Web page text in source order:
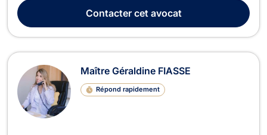
l’UCLouvain, elle a également suivi avec succès le certificat
universitaire en « Gestion de la restructurat...
Contactercet avocat
Maître Géraldine FIASSE
Répond rapidement